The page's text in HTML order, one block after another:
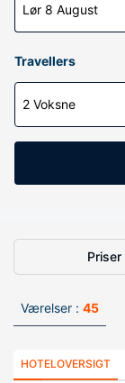
Lør 8 August
Travellers
2 Voksne
Priser
Værelser : 45
HOTELOVERSIGT